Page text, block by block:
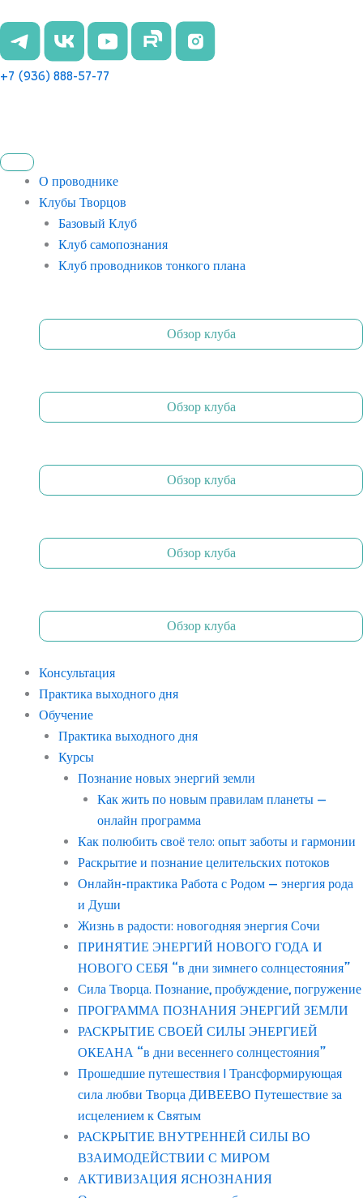
к
содержимому
+7 (936) 888-57-77
О проводнике
Клубы Творцов
Базовый Клуб
Клуб самопознания
Клуб проводников тонкого плана
Обзор клуба
Обзор клуба
Обзор клуба
Обзор клуба
Обзор клуба
Консультация
Практика выходного дня
Обучение
Практика выходного дня
Курсы
Познание новых энергий земли
Как жить по новым правилам планеты —
онлайн программа
Как полюбить своё тело: опыт заботы и гармонии
Раскрытие и познание целительских потоков
Онлайн-практика Работа с Родом — энергия рода
и Души
Жизнь в радости: новогодняя энергия Сочи
ПРИНЯТИЕ ЭНЕРГИЙ НОВОГО ГОДА И
НОВОГО СЕБЯ “в дни зимнего солнцестояния”
Сила Творца. Познание, пробуждение, погружение
ПРОГРАММА ПОЗНАНИЯ ЭНЕРГИЙ ЗЕМЛИ
РАСКРЫТИЕ СВОЕЙ СИЛЫ ЭНЕРГИЕЙ
ОКЕАНА “в дни весеннего солнцестояния”
Прошедшие путешествия | Трансформирующая
сила любви Творца ДИВЕЕВО Путешествие за
исцелением к Святым
РАСКРЫТИЕ ВНУТРЕННЕЙ СИЛЫ ВО
ВЗАИМОДЕЙСТВИИ С МИРОМ
АКТИВИЗАЦИЯ ЯСНОЗНАНИЯ